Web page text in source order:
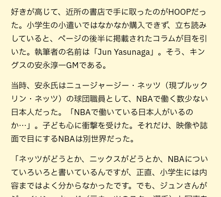
好きが高じて、近所の書店で手に取ったのがHOOPだっ
た。小学生の小遣いではなかなか購入できず、立ち読み
していると、ページの後半に掲載されたコラムが目を引
いた。執筆者の名前は「Jun Yasunaga」。そう、キン
グスの安永淳一GMである。
当時、安永氏はニュージャージー・ネッツ（現ブルック
リン・ネッツ）の球団職員として、NBAで働く数少ない
日本人だった。「NBAで働いている日本人がいるの
か…」。子ども心に衝撃を受けた。それだけ、映像や誌
面で目にするNBAは別世界だった。
「ネッツがどうとか、ニックスがどうとか、NBAについ
ていろいろと書いているんですが、正直、小学生には内
容まではよく分からなかったです。でも、ジュンさんが